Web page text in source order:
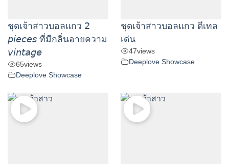
ชุดเจ้าสาวบอลแกว 𝟤
𝘱𝘪𝘦𝘤𝘦𝘴 ที่มีกลิ่นอายความ
𝘷𝘪𝘯𝘵𝘢𝘨𝘦
65views
Deeplove Showcase
ชุดเจ้าสาวบอลแกว ดีเทล
เด่น
47views
Deeplove Showcase